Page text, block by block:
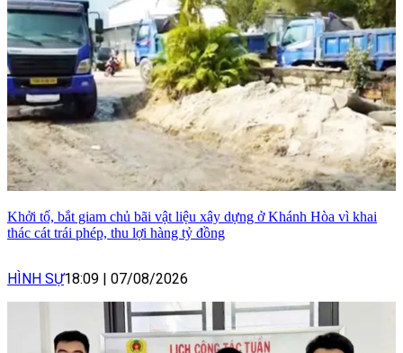
Khởi tố, bắt giam chủ bãi vật liệu xây dựng ở Khánh Hòa vì khai
thác cát trái phép, thu lợi hàng tỷ đồng
HÌNH SỰ18:09 | 07/08/2026